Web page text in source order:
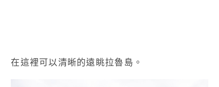
在這裡可以清晰的遠眺拉魯島。